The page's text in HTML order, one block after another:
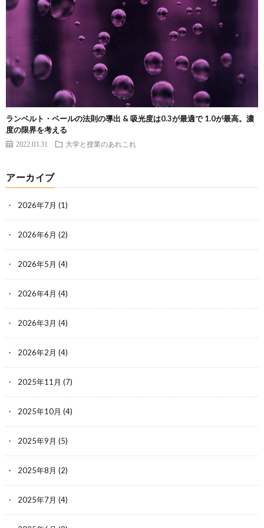
ランベルト・ベールの法則の導出 & 吸光度は0.3が最適で 1.0が最高。濃
度の限界を考える
2022.03.31 大学と授業のあれこれ
アーカイブ
2026年7月 (1)
2026年6月 (2)
2026年5月 (4)
2026年4月 (4)
2026年3月 (4)
2026年2月 (4)
2025年11月 (7)
2025年10月 (4)
2025年9月 (5)
2025年8月 (2)
2025年7月 (4)